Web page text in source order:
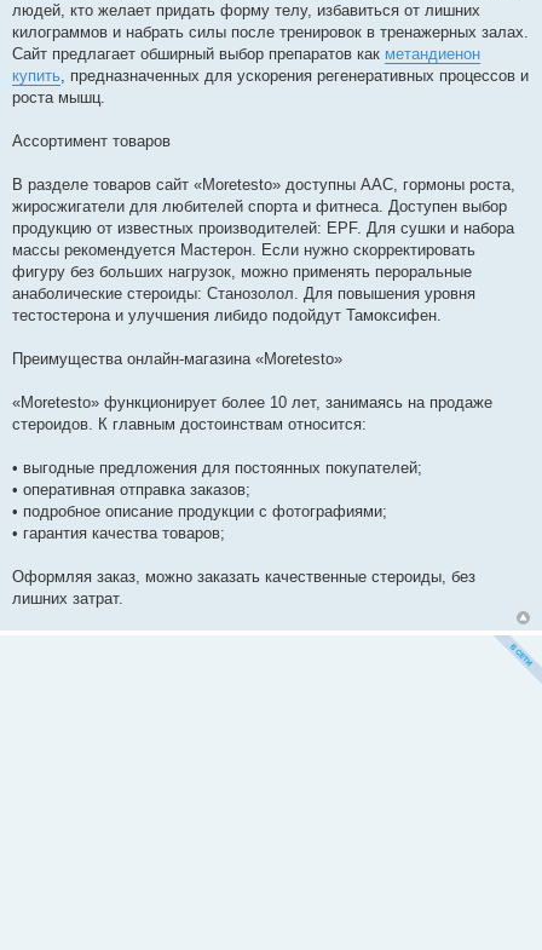
е
н
е
людей, кто желает придать форму телу, избавиться от лишних
килограммов и набрать силы после тренировок в тренажерных залах.
Сайт предлагает обширный выбор препаратов как метандиенон
купить, предназначенных для ускорения регенеративных процессов и
роста мышц.
Ассортимент товаров
В разделе товаров сайт «Moretesto» доступны ААС, гормоны роста,
жиросжигатели для любителей спорта и фитнеса. Доступен выбор
продукцию от известных производителей: EPF. Для сушки и набора
массы рекомендуется Мастерон. Если нужно скорректировать
фигуру без больших нагрузок, можно применять пероральные
анаболические стероиды: Станозолол. Для повышения уровня
тестостерона и улучшения либидо подойдут Тамоксифен.
Преимущества онлайн-магазина «Moretesto»
«Moretesto» функционирует более 10 лет, занимаясь на продаже
стероидов. К главным достоинствам относится:
• выгодные предложения для постоянных покупателей;
• оперативная отправка заказов;
• подробное описание продукции с фотографиями;
• гарантия качества товаров;
Оформляя заказ, можно заказать качественные стероиды, без
лишних затрат.